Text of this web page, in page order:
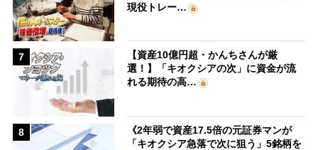
現役トレー…
7
【資産10億円超・かんちさんが厳
選！】「キオクシアの次」に資金が流
れる期待の高…
8
《2年弱で資産17.5倍の元証券マンが
「キオクシア急落で次に狙う」5銘柄を